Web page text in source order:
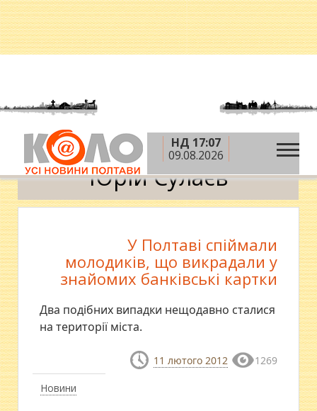
НД 17:07
09.08.2026
Головна » Юрій Сулаєв
Юрій Сулаєв
Новини
У Полтаві спіймали
молодиків, що викрадали у
знайомих банківські картки
Два подібних випадки нещодавно сталися
на території міста.
11 лютого 2012 1269